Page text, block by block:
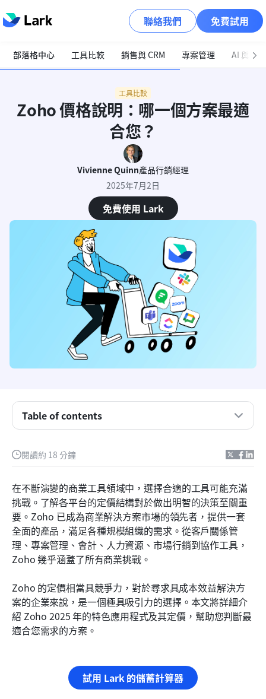
聯絡我們 免費試用
部落格中心 工具比較 銷售與 CRM 專案管理 AI 與自
工具比較
Zoho 價格說明：哪一個方案最適
合您？
Vivienne Quinn產品行銷經理
2025年7月2日
免費使用 Lark
閱讀約 18 分鐘
在不斷演變的商業工具領域中，選擇合適的工具可能充滿
挑戰。了解各平台的定價結構對於做出明智的決策至關重
要。Zoho 已成為商業解決方案市場的領先者，提供一套
全面的產品，滿足各種規模組織的需求。從客戶關係管
理、專案管理、會計、人力資源、市場行銷到協作工具，
Zoho 幾乎涵蓋了所有商業挑戰。
Zoho 的定價相當具競爭力，對於尋求具成本效益解決方
案的企業來說，是一個極具吸引力的選擇。本文將詳細介
紹 Zoho 2025 年的特色應用程式及其定價，幫助您判斷最
適合您需求的方案。
試用 Lark 的儲蓄計算器
Table of contents
什麼是Zoho？
免費試用與註冊流程
比較 Zoho 產品與 Lark
最後的想法
常見問題解答（FAQs）
相關閱讀